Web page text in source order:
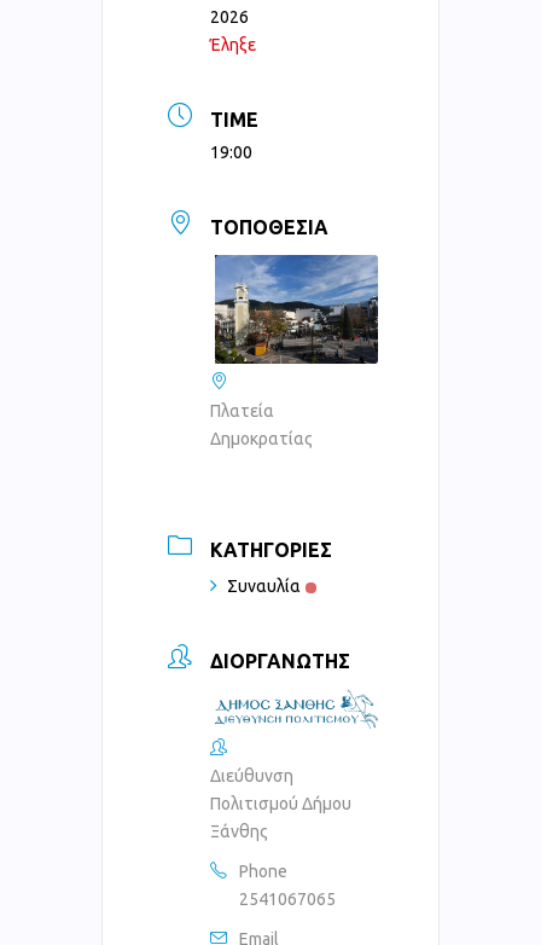
2026
Έληξε
TIME
19:00
ΤΟΠΟΘΕΣΊΑ
Πλατεία
Δημοκρατίας
ΚΑΤΗΓΟΡΊΕΣ
Συναυλία
ΔΙΟΡΓΑΝΩΤΉΣ
Διεύθυνση
Πολιτισμού Δήμου
Ξάνθης
Phone
2541067065
Email